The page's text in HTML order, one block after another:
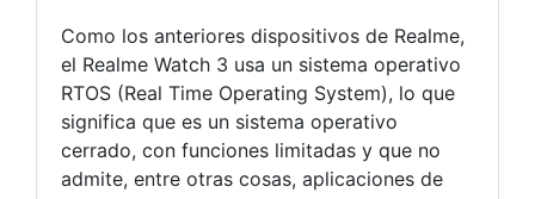
Como los anteriores dispositivos de Realme,
el Realme Watch 3 usa un sistema operativo
RTOS (Real Time Operating System), lo que
significa que es un sistema operativo
cerrado, con funciones limitadas y que no
admite, entre otras cosas, aplicaciones de